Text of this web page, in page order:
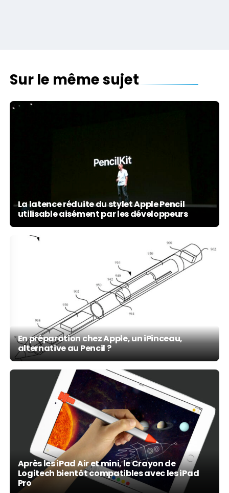
Sur le même sujet
La latence réduite du stylet Apple Pencil
utilisable aisément par les développeurs
En préparation chez Apple, un iPinceau,
alternative au Pencil ?
Après les iPad Air et mini, le Crayon de
Logitech bientôt compatibles avec les iPad
Pro